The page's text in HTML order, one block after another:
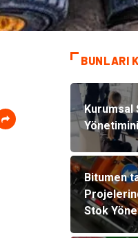
BUNLARI
Bitumen
Stok